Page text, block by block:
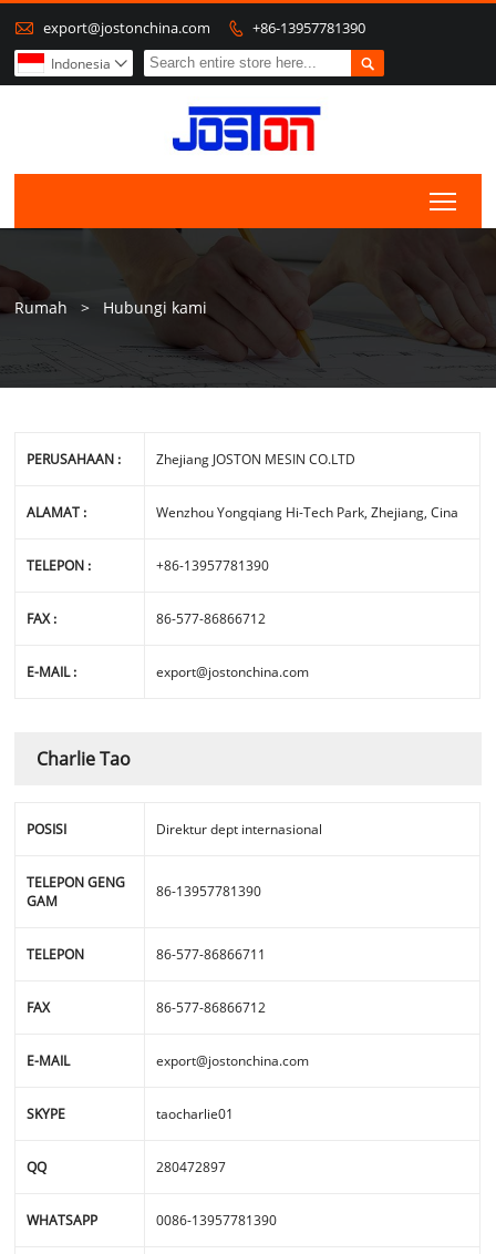
 export@jostonchina.com  +86-13957781390

Indonesia 
Rumah > Hubungi kami
PERUSAHAAN : Zhejiang JOSTON MESIN CO.LTD
ALAMAT : Wenzhou Yongqiang Hi-Tech Park, Zhejiang, Cina
TELEPON : +86-13957781390
FAX : 86-577-86866712
E-MAIL : export@jostonchina.com
Charlie Tao
POSISI Direktur dept internasional
TELEPON GENG
GAM
86-13957781390
TELEPON 86-577-86866711
FAX 86-577-86866712
E-MAIL export@jostonchina.com
SKYPE taocharlie01
QQ 280472897
WHATSAPP 0086-13957781390